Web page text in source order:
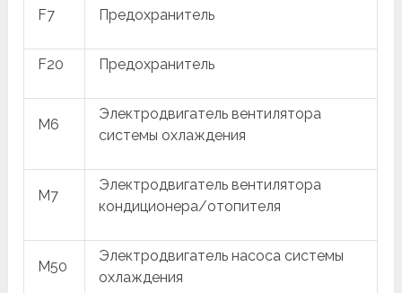
F7 Предохранитель
F20 Предохранитель
M6
Электродвигатель вентилятора
системы охлаждения
M7
Электродвигатель вентилятора
кондиционера/отопителя
M50
Электродвигатель насоса системы
охлаждения